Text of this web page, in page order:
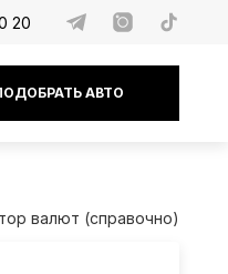
20
АВТО
валют (справочно)